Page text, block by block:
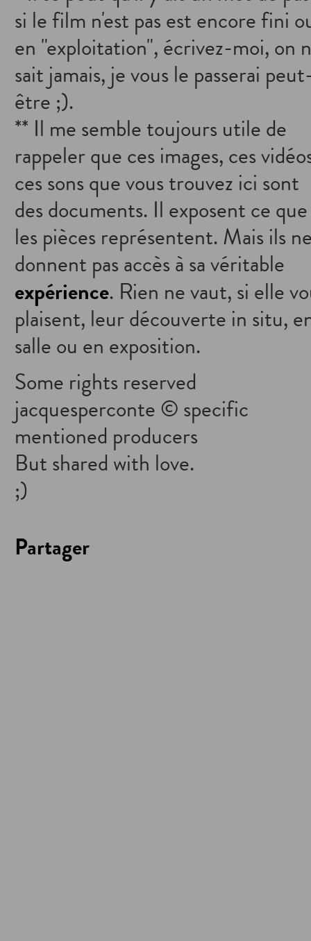
si le film n'est pas est encore fini
en "exploitation", écrivez-moi, on
sait jamais, je vous le passerai
être ;).
** Il me semble toujours utile de
rappeler que ces images, ces
ces sons que vous trouvez ici sont
des documents. Il exposent ce que
les pièces représentent. Mais ils
donnent pas accès à sa véritable
expérience. Rien ne vaut, si elle
plaisent, leur découverte in situ,
salle ou en exposition.
Some rights reserved
jacquesperconte © specific
mentioned producers
But shared with love.
;)
Partager